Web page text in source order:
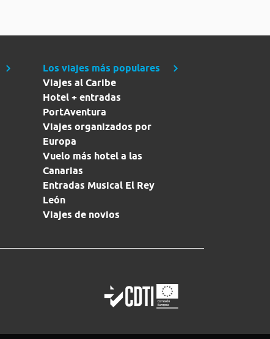
Los viajes más populares
Viajes al Caribe
Hotel + entradas
PortAventura
Viajes organizados por
Europa
Vuelo más hotel a las
Canarias
Entradas Musical El Rey
León
Viajes de novios